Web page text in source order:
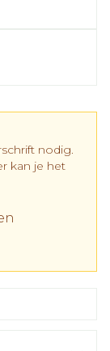
nodig.
kan je het